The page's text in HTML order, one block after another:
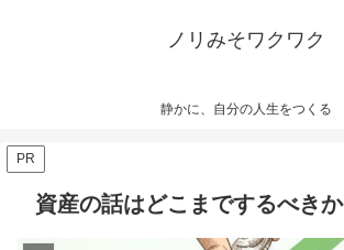
ノリみそワクワク
静かに、自分の人生をつくる
PR
資産の話はどこまでするべきか